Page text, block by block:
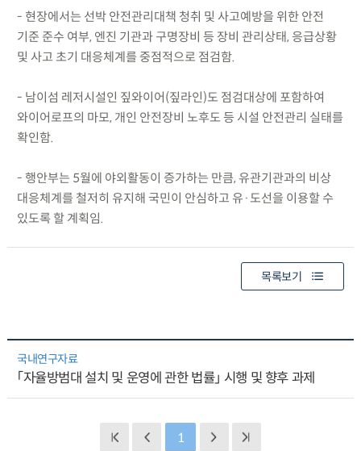
- 현장에서는 선박 안전관리대책 청취 및 사고예방을 위한 안전
기준 준수 여부, 엔진 기관과 구명장비 등 장비 관리상태, 응급상황
및 사고 초기 대응체계를 중점적으로 점검함.
- 남이섬 레저시설인 짚와이어(짚라인)도 점검대상에 포함하여
와이어로프의 마모, 개인 안전장비 노후도 등 시설 안전관리 실태를
확인함.
- 행안부는 5월에 야외활동이 증가하는 만큼, 유관기관과의 비상
대응체계를 철저히 유지해 국민이 안심하고 유·도선을 이용할 수
있도록 할 계획임.
목록보기
국내연구자료
「자율방범대 설치 및 운영에 관한 법률」 시행 및 향후 과제
1